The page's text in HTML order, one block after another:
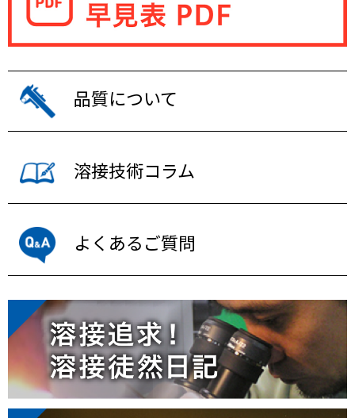
品質について
溶接技術コラム
よくあるご質問